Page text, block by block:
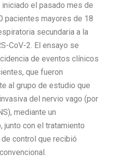
iniciado el pasado mes de
pacientes mayores de 18
secundaria a la
CoV-2. El ensayo se
de eventos clínicos
que fueron
al grupo de estudio que
del nervio vago (por
mediante un
junto con el tratamiento
control que recibió